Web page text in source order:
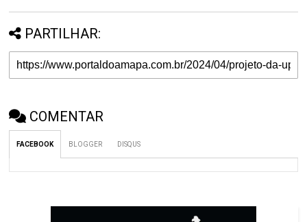
PARTILHAR:
COMENTAR
FACEBOOK BLOGGER DISQUS